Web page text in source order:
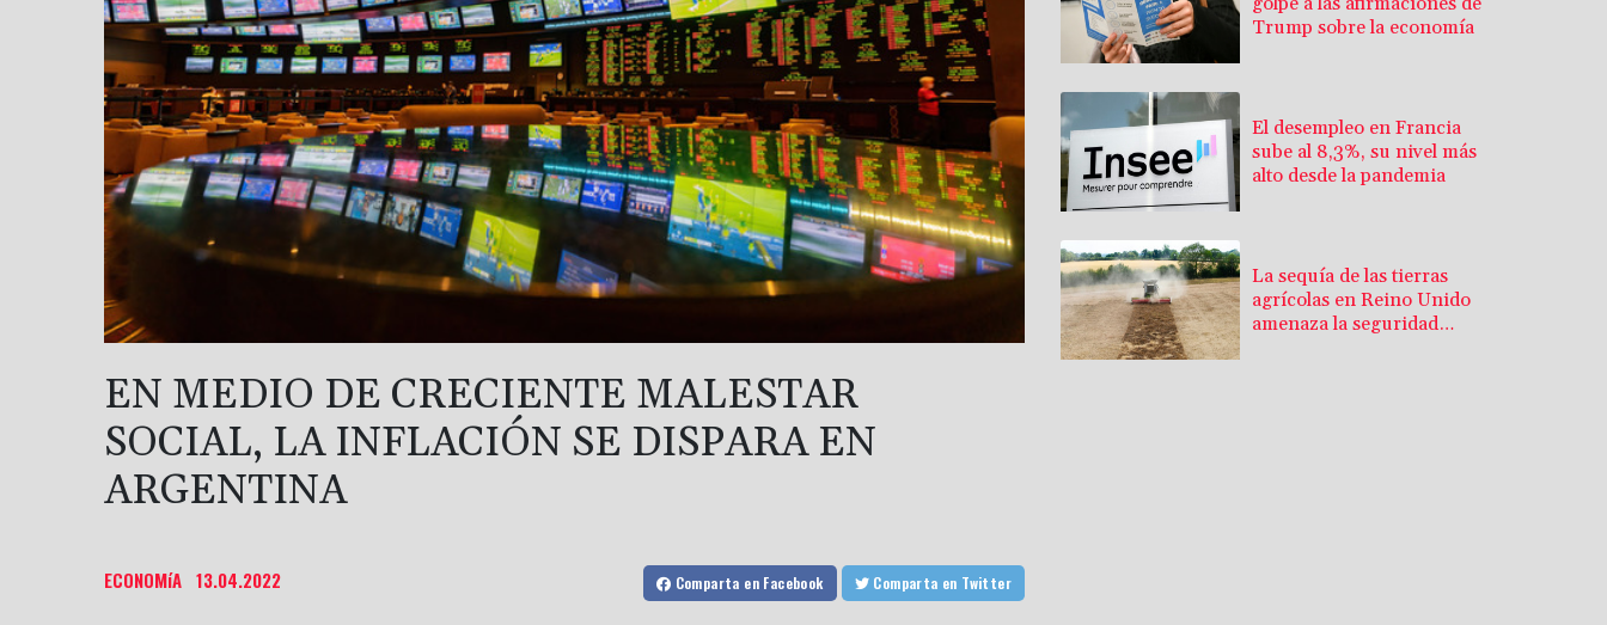
EN MEDIO DE CRECIENTE MALESTAR
SOCIAL, LA INFLACIÓN SE DISPARA EN
ARGENTINA
ECONOMíA 13.04.2022 Comparta en Facebook Comparta en Twitter
Trump sobre la economía
El desempleo en Francia
sube al 8,3%, su nivel más
alto desde la pandemia
La sequía de las tierras
agrícolas en Reino Unido
amenaza la seguridad